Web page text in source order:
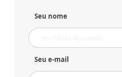
Seu nome
Seu e-mail